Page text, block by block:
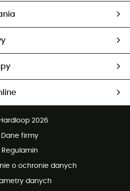
2026
Dane firmy
Regulamin
o ochronie danych
danych